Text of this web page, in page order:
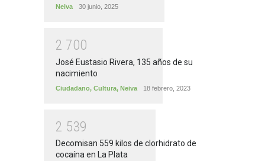
Neiva 30 junio, 2025
2 700
José Eustasio Rivera, 135 años de su
nacimiento
Ciudadano, Cultura, Neiva 18 febrero, 2023
2 539
Decomisan 559 kilos de clorhidrato de
cocaína en La Plata